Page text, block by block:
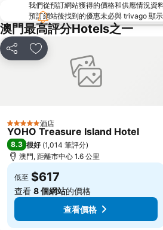
珠海景山公園
澳門國
金蓮花廣場
Zhuhai
Tai O
媽閣廟
珠海美人魚雕像
大炮臺
The Third Affiliated Hospital Sun YatSen University
Sun
Song Yusheng Park
Flora Gardens
我們從預訂網站獲得的價格和供應情況資
預訂網站後找到的優惠未必與 trivago 顯示
澳門最高評分Hotels之一
分享 放到收藏夾
5 星級 酒店
YOHO Treasure Island Hotel
8.3 很好 (1,014 筆評分)
澳門, 距離市中心 1.6 公里
低至 $617
查看 8 個網站的價格
查看價格